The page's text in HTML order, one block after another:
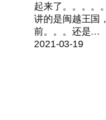
起来了。。。。
讲的是闽越王国
前。。。还是…
2021-03-19